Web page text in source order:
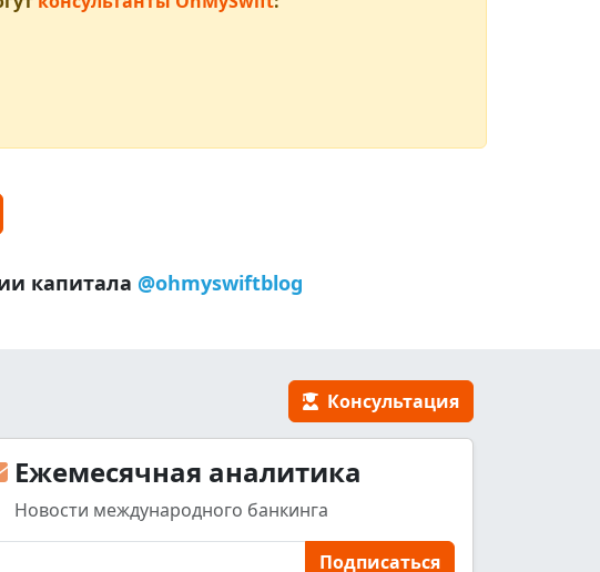
капитала @ohmyswiftblog
Консультация
Ежемесячная аналитика
Новости международного банкинга
Подписаться